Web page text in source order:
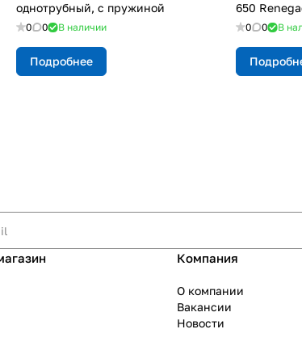
однотрубный, с пружиной
0 0 В наличии
Подробнее
650
0 0 В
Компания
О компании
Вакансии
Новости